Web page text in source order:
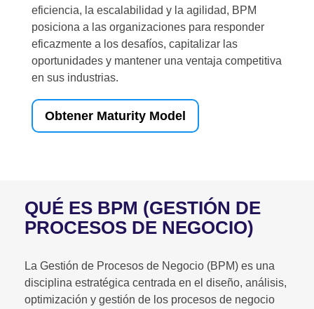
eficiencia, la escalabilidad y la agilidad, BPM
posiciona a las organizaciones para responder
eficazmente a los desafíos, capitalizar las
oportunidades y mantener una ventaja competitiva
en sus industrias.
Obtener Maturity Model
QUÉ ES BPM (GESTIÓN DE
PROCESOS DE NEGOCIO)
La Gestión de Procesos de Negocio (BPM) es una
disciplina estratégica centrada en el diseño, análisis,
optimización y gestión de los procesos de negocio